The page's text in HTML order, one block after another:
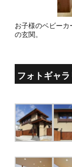
お子様のベビーカ
の玄関。
フォトギャ